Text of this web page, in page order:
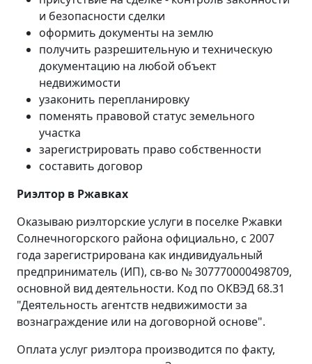
и безопасности сделки
оформить документы на землю
получить разрешительную и техническую
документацию на любой объект
недвижимости
узаконить перепланировку
поменять правовой статус земельного
участка
зарегистрировать право собственности
составить договор
Риэлтор в Ржавках
Оказываю риэлторские услуги в поселке Ржавки
Солнечногорского района официально, с 2007
года зарегистрирована как индивидуальный
предприниматель (ИП), св-во № 307770000498709,
основной вид деятельности. Код по ОКВЭД 68.31
"Деятельность агентств недвижимости за
вознаграждение или на договорной основе".
Оплата услуг риэлтора производится по факту,